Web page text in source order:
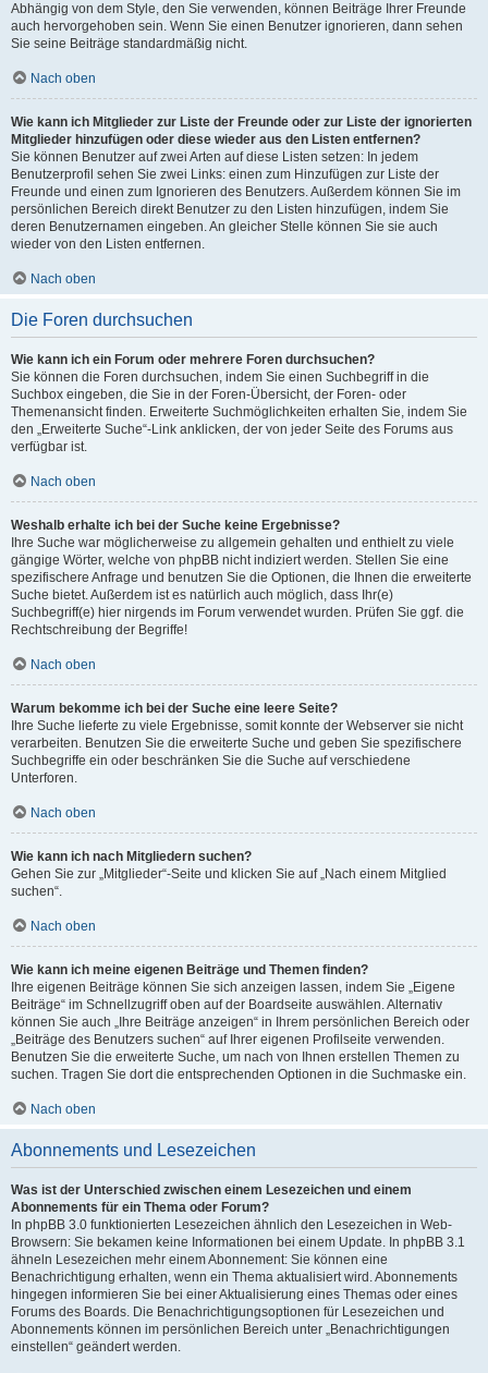
Abhängig von dem Style, den Sie verwenden, können Beiträge Ihrer Freunde
auch hervorgehoben sein. Wenn Sie einen Benutzer ignorieren, dann sehen
Sie seine Beiträge standardmäßig nicht.
Nach oben
Wie kann ich Mitglieder zur Liste der Freunde oder zur Liste der ignorierten
Mitglieder hinzufügen oder diese wieder aus den Listen entfernen?
Sie können Benutzer auf zwei Arten auf diese Listen setzen: In jedem
Benutzerprofil sehen Sie zwei Links: einen zum Hinzufügen zur Liste der
Freunde und einen zum Ignorieren des Benutzers. Außerdem können Sie im
persönlichen Bereich direkt Benutzer zu den Listen hinzufügen, indem Sie
deren Benutzernamen eingeben. An gleicher Stelle können Sie sie auch
wieder von den Listen entfernen.
Nach oben
Die Foren durchsuchen
Wie kann ich ein Forum oder mehrere Foren durchsuchen?
Sie können die Foren durchsuchen, indem Sie einen Suchbegriff in die
Suchbox eingeben, die Sie in der Foren-Übersicht, der Foren- oder
Themenansicht finden. Erweiterte Suchmöglichkeiten erhalten Sie, indem Sie
den „Erweiterte Suche“-Link anklicken, der von jeder Seite des Forums aus
verfügbar ist.
Nach oben
Weshalb erhalte ich bei der Suche keine Ergebnisse?
Ihre Suche war möglicherweise zu allgemein gehalten und enthielt zu viele
gängige Wörter, welche von phpBB nicht indiziert werden. Stellen Sie eine
spezifischere Anfrage und benutzen Sie die Optionen, die Ihnen die erweiterte
Suche bietet. Außerdem ist es natürlich auch möglich, dass Ihr(e)
Suchbegriff(e) hier nirgends im Forum verwendet wurden. Prüfen Sie ggf. die
Rechtschreibung der Begriffe!
Nach oben
Warum bekomme ich bei der Suche eine leere Seite?
Ihre Suche lieferte zu viele Ergebnisse, somit konnte der Webserver sie nicht
verarbeiten. Benutzen Sie die erweiterte Suche und geben Sie spezifischere
Suchbegriffe ein oder beschränken Sie die Suche auf verschiedene
Unterforen.
Nach oben
Wie kann ich nach Mitgliedern suchen?
Gehen Sie zur „Mitglieder“-Seite und klicken Sie auf „Nach einem Mitglied
suchen“.
Nach oben
Wie kann ich meine eigenen Beiträge und Themen finden?
Ihre eigenen Beiträge können Sie sich anzeigen lassen, indem Sie „Eigene
Beiträge“ im Schnellzugriff oben auf der Boardseite auswählen. Alternativ
können Sie auch „Ihre Beiträge anzeigen“ in Ihrem persönlichen Bereich oder
„Beiträge des Benutzers suchen“ auf Ihrer eigenen Profilseite verwenden.
Benutzen Sie die erweiterte Suche, um nach von Ihnen erstellen Themen zu
suchen. Tragen Sie dort die entsprechenden Optionen in die Suchmaske ein.
Nach oben
Abonnements und Lesezeichen
Was ist der Unterschied zwischen einem Lesezeichen und einem
Abonnements für ein Thema oder Forum?
In phpBB 3.0 funktionierten Lesezeichen ähnlich den Lesezeichen in Web-
Browsern: Sie bekamen keine Informationen bei einem Update. In phpBB 3.1
ähneln Lesezeichen mehr einem Abonnement: Sie können eine
Benachrichtigung erhalten, wenn ein Thema aktualisiert wird. Abonnements
hingegen informieren Sie bei einer Aktualisierung eines Themas oder eines
Forums des Boards. Die Benachrichtigungsoptionen für Lesezeichen und
Abonnements können im persönlichen Bereich unter „Benachrichtigungen
einstellen“ geändert werden.